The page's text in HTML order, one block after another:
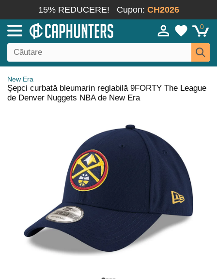
15% REDUCERE! Cupon: CH2026
0
New Era
Șepci curbată bleumarin reglabilă 9FORTY The League
de Denver Nuggets NBA de New Era